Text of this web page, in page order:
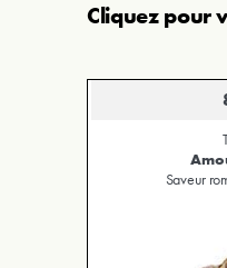
Cliquez pour
Saveur